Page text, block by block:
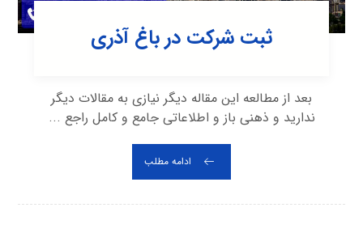
ثبت شرکت در باغ آذری
بعد از مطالعه این مقاله دیگر نیازی به مقالات دیگر
ندارید و ذهنی باز و اطلاعاتی جامع و کامل راجع ...
ادامه مطلب